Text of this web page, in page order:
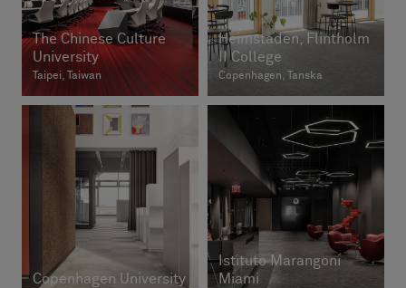
The Chinese Culture
University
Taipei, Taiwan
Heimstaden, Flintholm
II College
Copenhagen, Tanska
Copenhagen University
Istituto Marangoni
Miami